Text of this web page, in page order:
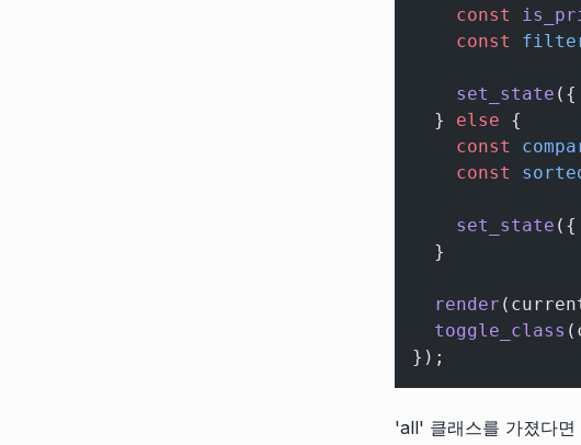
    const
    const
    set_state
({
  }
else {
    const
    const
    set_state
({
  }
  render
  toggle_class
});
'all' 클래스를 가졌다